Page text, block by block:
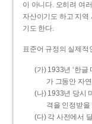
이 아니다. 오히려 여
자산이기도 하고 지역
기도 한다.
표준어 규정의 실제적
(가) 1933년 ‘한글
가 그동안 자
(나) 1933년 당시
격을 인정받을
(다) 각 사전에서